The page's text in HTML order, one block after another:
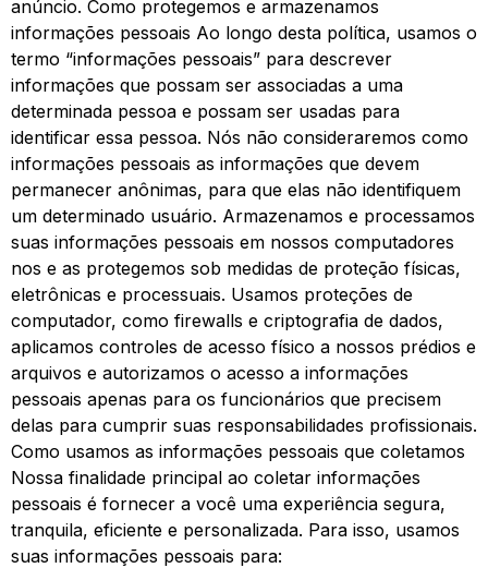
anúncio. Como protegemos e armazenamos
informações pessoais Ao longo desta política, usamos o
termo “informações pessoais” para descrever
informações que possam ser associadas a uma
determinada pessoa e possam ser usadas para
identificar essa pessoa. Nós não consideraremos como
informações pessoais as informações que devem
permanecer anônimas, para que elas não identifiquem
um determinado usuário. Armazenamos e processamos
suas informações pessoais em nossos computadores
nos e as protegemos sob medidas de proteção físicas,
eletrônicas e processuais. Usamos proteções de
computador, como firewalls e criptografia de dados,
aplicamos controles de acesso físico a nossos prédios e
arquivos e autorizamos o acesso a informações
pessoais apenas para os funcionários que precisem
delas para cumprir suas responsabilidades profissionais.
Como usamos as informações pessoais que coletamos
Nossa finalidade principal ao coletar informações
pessoais é fornecer a você uma experiência segura,
tranquila, eficiente e personalizada. Para isso, usamos
suas informações pessoais para: